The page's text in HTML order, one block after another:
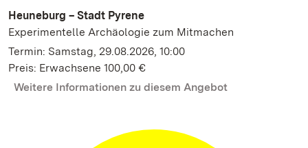
Heuneburg – Stadt Pyrene
Experimentelle Archäologie zum Mitmachen
Termin: Samstag, 29.08.2026, 10:00
Preis: Erwachsene 100,00 €
Weitere Informationen zu diesem Angebot